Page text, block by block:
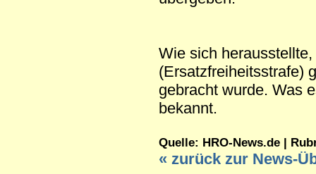
Wie sich
(Ersatzfreiheitsstrafe)
gebracht wurde. Was
bekannt.
Quelle: HRO-News.de |
« zurück zur News-